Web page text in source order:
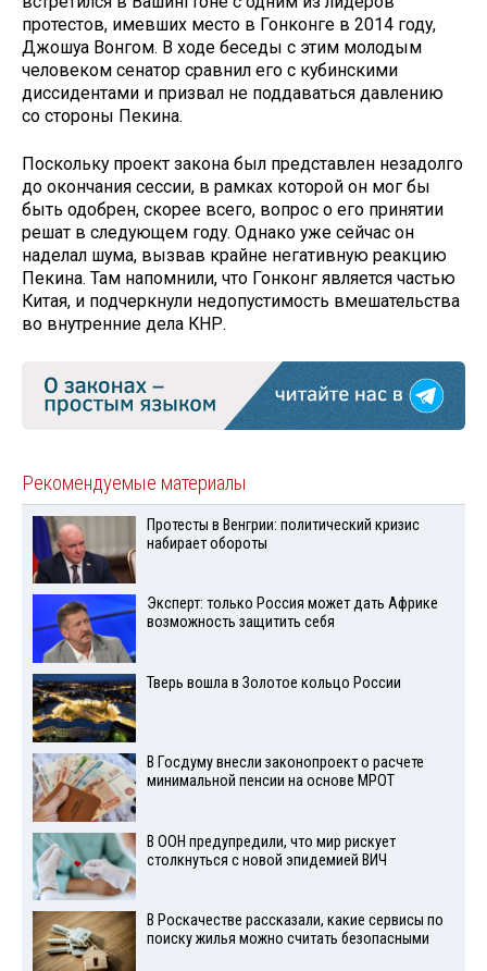
протестов, имевших место в Гонконге в 2014 году,
Джошуа Вонгом. В ходе беседы с этим молодым
человеком сенатор сравнил его с кубинскими
диссидентами и призвал не поддаваться давлению
со стороны Пекина.
Поскольку проект закона был представлен незадолго
до окончания сессии, в рамках которой он мог бы
быть одобрен, скорее всего, вопрос о его принятии
решат в следующем году. Однако уже сейчас он
наделал шума, вызвав крайне негативную реакцию
Пекина. Там напомнили, что Гонконг является частью
Китая, и подчеркнули недопустимость вмешательства
во внутренние дела КНР.
Рекомендуемые материалы
Протесты в Венгрии: политический кризис
набирает обороты
Эксперт: только Россия может дать Африке
возможность защитить себя
Тверь вошла в Золотое кольцо России
В Госдуму внесли законопроект о расчете
минимальной пенсии на основе МРОТ
В ООН предупредили, что мир рискует
столкнуться с новой эпидемией ВИЧ
В Роскачестве рассказали, какие сервисы по
поиску жилья можно считать безопасными